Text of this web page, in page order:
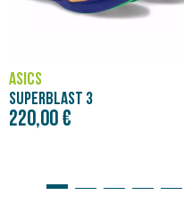
ASICS
SUPERBLAST 3
220,00 €